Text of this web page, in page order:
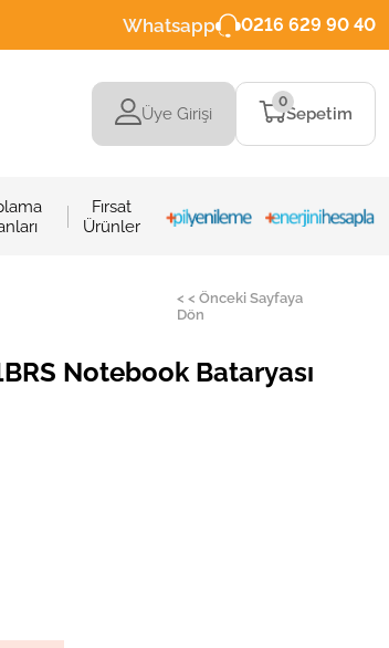
Whatsapp 0216 629 90 40
Üye Girişi Sepetim
0
Fırsat
Ürünler
< < Önceki Sayfaya
Dön
Notebook Bataryası